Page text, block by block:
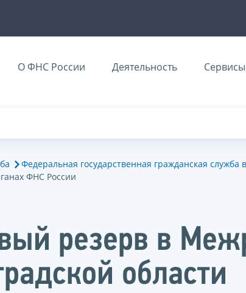
О ФНС России Деятельность Сервисы
Федеральная государственная гражданская служба
ФНС России
резерв в
области